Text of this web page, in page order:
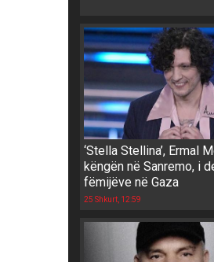
‘Stella Stellina’, Ermal
këngën në Sanremo, i
fëmijëve në Gaza
25 Shkurt, 12:59